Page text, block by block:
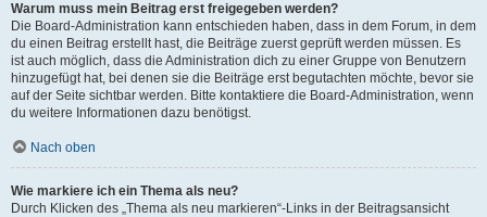
Warum muss mein Beitrag erst freigegeben werden?
Die Board-Administration kann entschieden haben, dass in dem Forum, in dem
du einen Beitrag erstellt hast, die Beiträge zuerst geprüft werden müssen. Es
ist auch möglich, dass die Administration dich zu einer Gruppe von Benutzern
hinzugefügt hat, bei denen sie die Beiträge erst begutachten möchte, bevor sie
auf der Seite sichtbar werden. Bitte kontaktiere die Board-Administration, wenn
du weitere Informationen dazu benötigst.
Nach oben
Wie markiere ich ein Thema als neu?
Durch Klicken des „Thema als neu markieren“-Links in der Beitragsansicht